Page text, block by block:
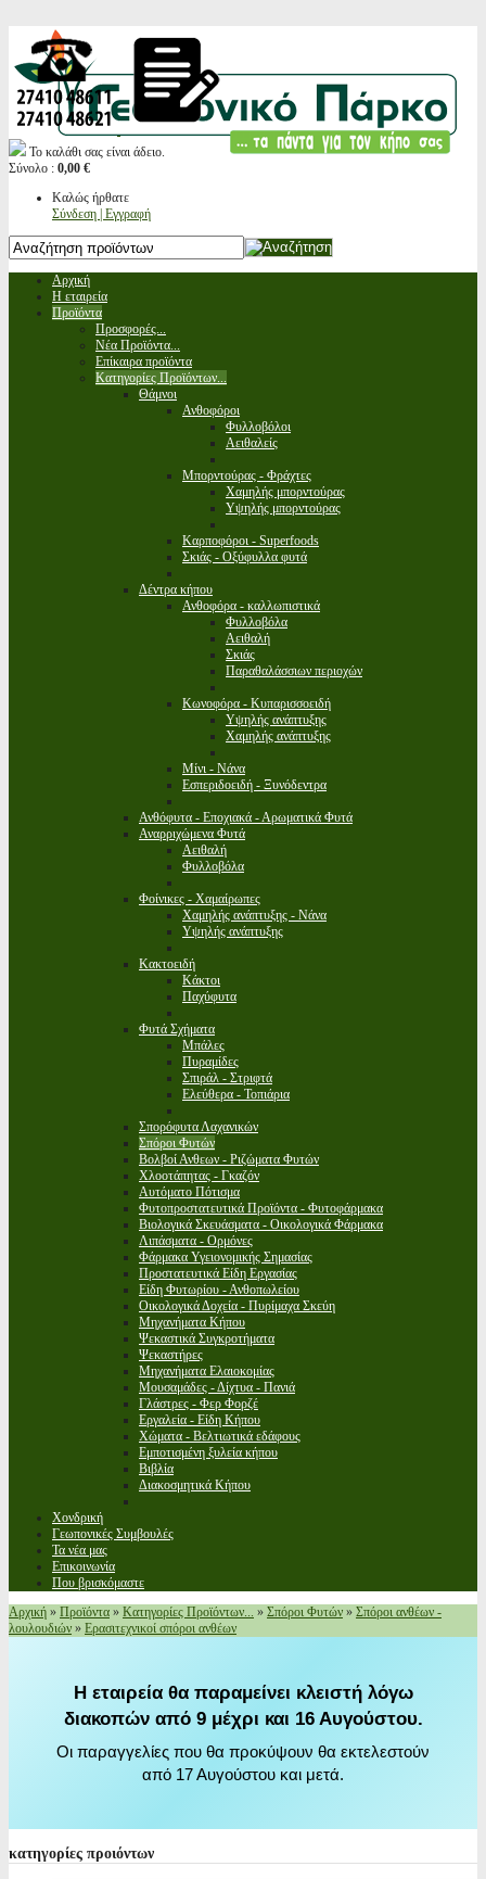
Το καλάθι σας είναι άδειο.
Σύνολο : 0,00 €
Καλώς ήρθατε
Σύνδεση | Εγγραφή
Αρχική
Η εταιρεία
Προϊόντα
Προσφορές...
Νέα Προϊόντα...
Επίκαιρα προϊόντα
Κατηγορίες Προϊόντων...
Θάμνοι
Ανθοφόροι
Φυλλοβόλοι
Αειθαλείς
Μπορντούρας - Φράχτες
Χαμηλής μπορντούρας
Υψηλής μπορντούρας
Καρποφόροι - Superfoods
Σκιάς - Οξύφυλλα φυτά
Δέντρα κήπου
Ανθοφόρα - καλλωπιστικά
Φυλλοβόλα
Αειθαλή
Σκιάς
Παραθαλάσσιων περιοχών
Κωνοφόρα - Κυπαρισσοειδή
Υψηλής ανάπτυξης
Χαμηλής ανάπτυξης
Μίνι - Νάνα
Εσπεριδοειδή - Ξυνόδεντρα
Ανθόφυτα - Εποχιακά - Αρωματικά Φυτά
Αναρριχώμενα Φυτά
Αειθαλή
Φυλλοβόλα
Φοίνικες - Χαμαίρωπες
Χαμηλής ανάπτυξης - Νάνα
Υψηλής ανάπτυξης
Κακτοειδή
Κάκτοι
Παχύφυτα
Φυτά Σχήματα
Μπάλες
Πυραμίδες
Σπιράλ - Στριφτά
Ελεύθερα - Τοπιάρια
Σπορόφυτα Λαχανικών
Σπόροι Φυτών
Βολβοί Ανθεων - Ριζώματα Φυτών
Χλοοτάπητας - Γκαζόν
Αυτόματο Πότισμα
Φυτοπροστατευτικά Προϊόντα - Φυτοφάρμακα
Βιολογικά Σκευάσματα - Οικολογικά Φάρμακα
Λιπάσματα - Ορμόνες
Φάρμακα Υγειονομικής Σημασίας
Προστατευτικά Είδη Εργασίας
Είδη Φυτωρίου - Ανθοπωλείου
Οικολογικά Δοχεία - Πυρίμαχα Σκεύη
Μηχανήματα Κήπου
Ψεκαστικά Συγκροτήματα
Ψεκαστήρες
Μηχανήματα Ελαιοκομίας
Μουσαμάδες - Δίχτυα - Πανιά
Γλάστρες - Φερ Φορζέ
Εργαλεία - Είδη Κήπου
Χώματα - Βελτιωτικά εδάφους
Εμποτισμένη ξυλεία κήπου
Βιβλία
Διακοσμητικά Κήπου
Χονδρική
Γεωπονικές Συμβουλές
Τα νέα μας
Επικοινωνία
Που βρισκόμαστε
Αρχική » Προϊόντα » Κατηγορίες Προϊόντων... » Σπόροι Φυτών » Σπόροι ανθέων -
λουλουδιών » Ερασιτεχνικοί σπόροι ανθέων
Η εταιρεία θα παραμείνει κλειστή λόγω
διακοπών από 9 μέχρι και 16 Αυγούστου.
Οι παραγγελίες που θα προκύψουν θα εκτελεστούν
από 17 Αυγούστου και μετά.
κατηγορίες προιόντων